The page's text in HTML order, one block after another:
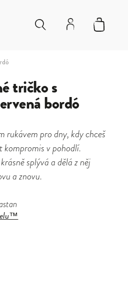
tričko s
bordó
rukávem pro dny, kdy chceš
kompromis v pohodlí.
splývá a dělá z něj
a znovu.